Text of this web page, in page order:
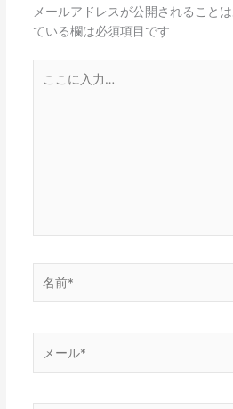
メールアドレスが公開されることは
ている欄は必須項目です
ー
*